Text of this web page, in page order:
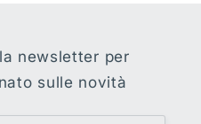
newsletter per
sulle novità